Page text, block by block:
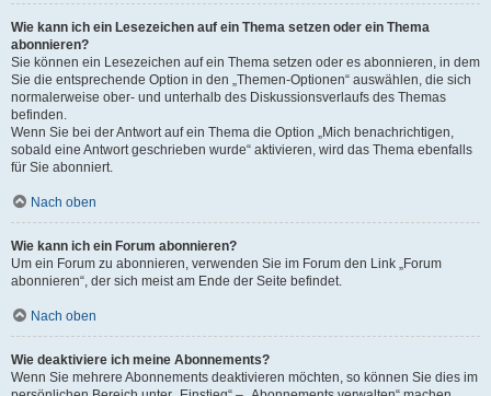
Wie kann ich ein Lesezeichen auf ein Thema setzen oder ein Thema
abonnieren?
Sie können ein Lesezeichen auf ein Thema setzen oder es abonnieren, in dem
Sie die entsprechende Option in den „Themen-Optionen“ auswählen, die sich
normalerweise ober- und unterhalb des Diskussionsverlaufs des Themas
befinden.
Wenn Sie bei der Antwort auf ein Thema die Option „Mich benachrichtigen,
sobald eine Antwort geschrieben wurde“ aktivieren, wird das Thema ebenfalls
für Sie abonniert.
Nach oben
Wie kann ich ein Forum abonnieren?
Um ein Forum zu abonnieren, verwenden Sie im Forum den Link „Forum
abonnieren“, der sich meist am Ende der Seite befindet.
Nach oben
Wie deaktiviere ich meine Abonnements?
Wenn Sie mehrere Abonnements deaktivieren möchten, so können Sie dies im